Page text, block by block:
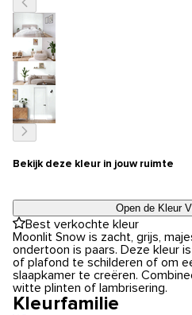
Bekijk deze kleur in jouw ruimte
Open de Kleur
Best verkochte kleur
Moonlit Snow is zacht, grijs,
ondertoon is paars. Deze kleur
of plafond te schilderen of om
slaapkamer te creëren.
witte plinten of lambrisering.
Kleurfamilie